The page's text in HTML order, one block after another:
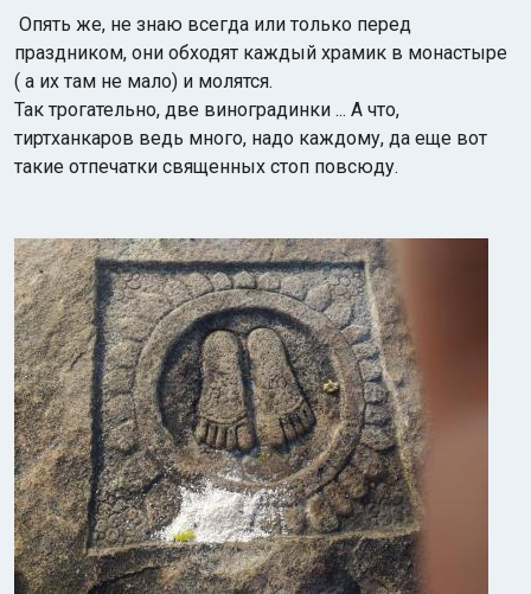
Опять же, не знаю всегда или только перед
праздником, они обходят каждый храмик в монастыре
( а их там не мало) и молятся.
Так трогательно, две виноградинки ... А что,
тиртханкаров ведь много, надо каждому, да еще вот
такие отпечатки священных стоп повсюду.